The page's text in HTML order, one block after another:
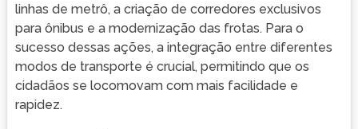
linhas de metrô, a criação de corredores exclusivos
para ônibus e a modernização das frotas. Para o
sucesso dessas ações, a integração entre diferentes
modos de transporte é crucial, permitindo que os
cidadãos se locomovam com mais facilidade e
rapidez.